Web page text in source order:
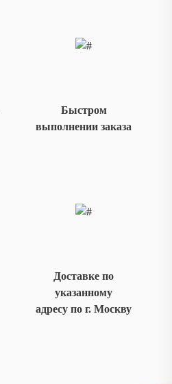
Быстром
выполнении заказа
Доставке по
указанному
адресу по г. Москву